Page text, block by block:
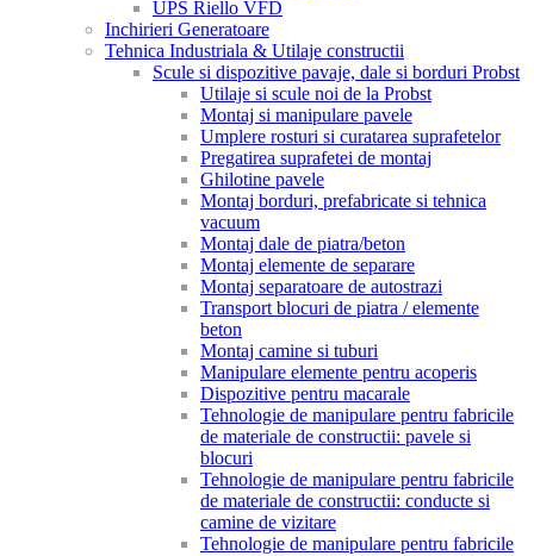
UPS Riello VFD
Inchirieri Generatoare
Tehnica Industriala & Utilaje constructii
Scule si dispozitive pavaje, dale si borduri Probst
Utilaje si scule noi de la Probst
Montaj si manipulare pavele
Umplere rosturi si curatarea suprafetelor
Pregatirea suprafetei de montaj
Ghilotine pavele
Montaj borduri, prefabricate si tehnica
vacuum
Montaj dale de piatra/beton
Montaj elemente de separare
Montaj separatoare de autostrazi
Transport blocuri de piatra / elemente
beton
Montaj camine si tuburi
Manipulare elemente pentru acoperis
Dispozitive pentru macarale
Tehnologie de manipulare pentru fabricile
de materiale de constructii: pavele si
blocuri
Tehnologie de manipulare pentru fabricile
de materiale de constructii: conducte si
camine de vizitare
Tehnologie de manipulare pentru fabricile